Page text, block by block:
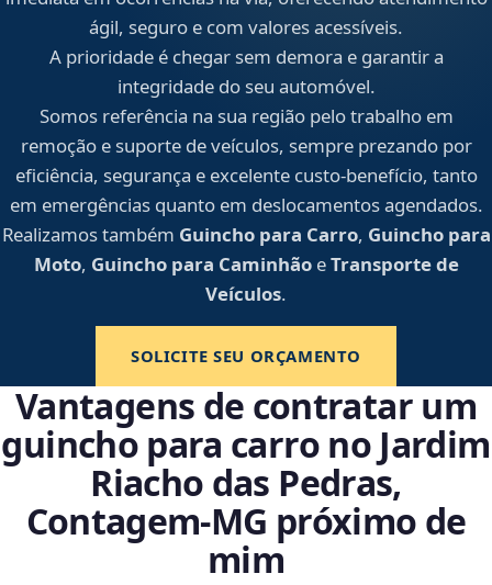
ágil, seguro e com valores acessíveis.
A prioridade é chegar sem demora e garantir a
integridade do seu automóvel.
Somos referência na sua região pelo trabalho em
remoção e suporte de veículos, sempre prezando por
eficiência, segurança e excelente custo-benefício, tanto
em emergências quanto em deslocamentos agendados.
Realizamos também Guincho para Carro, Guincho para
Moto, Guincho para CaminhãoeTransporte de
Veículos.
SOLICITE SEU ORÇAMENTO
Vantagens de contratar um
guincho para carro no Jardim
Riacho das Pedras,
Contagem‑MG próximo de
mim